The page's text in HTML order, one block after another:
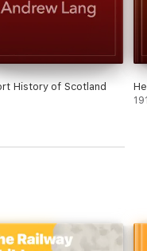
History of Scotland